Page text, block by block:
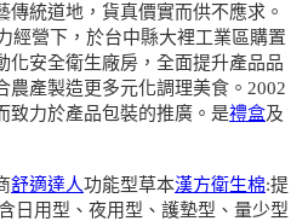
傳統道地，貨真價實而供不應求。
經營下，於台中縣大裡工業區購置
化安全衛生廠房，全面提升產品品
農產製造更多元化調理美食。2002
致力於產品包裝的推廣。是禮盒及
舒適達人功能型草本漢方衛生棉:提
日用型、夜用型、護墊型、量少型